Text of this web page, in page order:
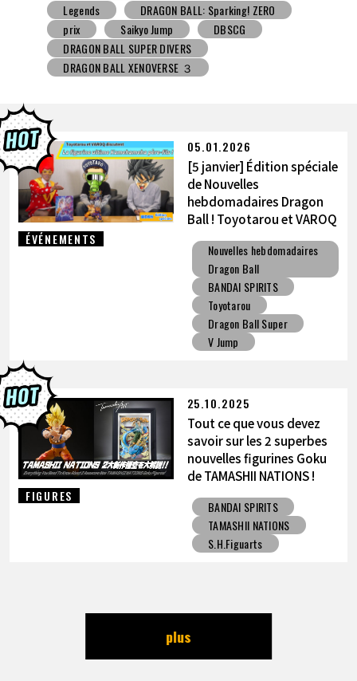
Jouet avec une friandise
V Jump
DBSCG
DRAGON BALL SUPER DIVERS
DRAGON BALL XENOVERSE ３
DRAGON BALL GEKISHIN SQUADRA
DRAGON BALL: Sparking! ZERO
BANDAI
ÉVÉNEMENTS
05.01.2026
[5 janvier] Édition spéciale
de Nouvelles
hebdomadaires Dragon
Ball ! Toyotarou et VAROQ
ultime Kamehameha père-
fils !
Nouvelles hebdomadaires
Dragon Ball
BANDAI SPIRITS
Toyotarou
Dragon Ball Super
V Jump
FIGURES
25.10.2025
Tout ce que vous devez
savoir sur les 2 superbes
nouvelles figurines Goku
de TAMASHII NATIONS !
BANDAI SPIRITS
TAMASHII NATIONS
S.H.Figuarts
plus